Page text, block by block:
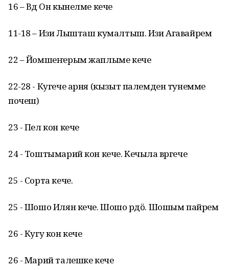
16 – Вӱд Он кынелме кече
11-18 – Изи Лышташ кумалтыш. Изи Агавайрем
22 – Йомшеҥерым жаплыме кече
22-28 - Кугече арня (кызыт палемден тунемме
почеш)
23 - Пел кон кече
24 - Тоштымарий кон кече. Кечыла вӱргече
25 - Сорта кече.
25 - Шошо Илян кече. Шошо рӱдӧ. Шошым пайрем
26 - Кугу кон кече
26 - Марий талешке кече